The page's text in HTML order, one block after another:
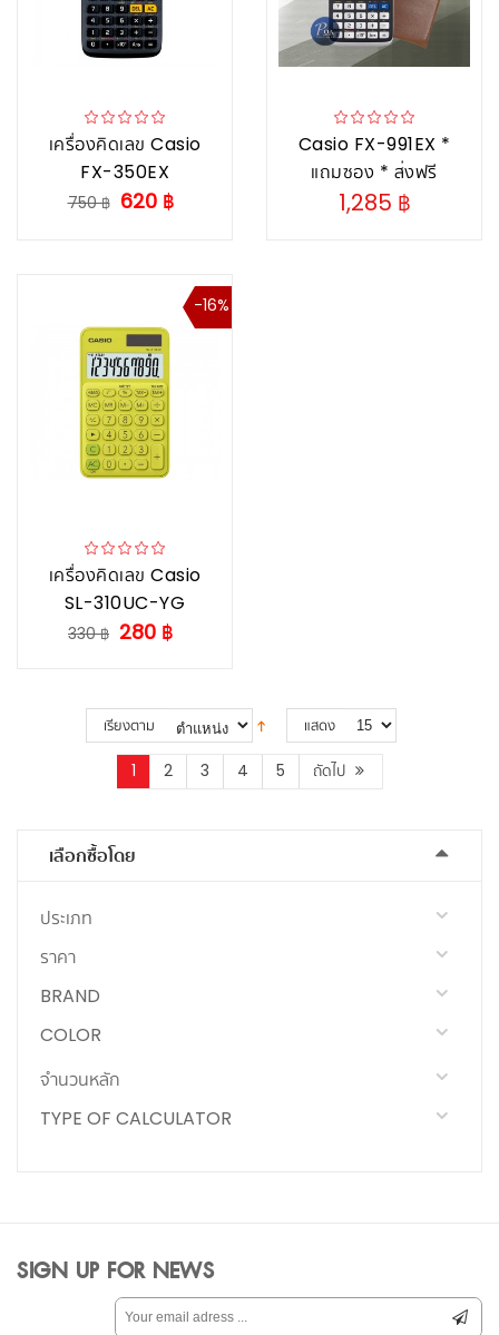
เครื่องคิดเลข Casio
FX-350EX
750 ฿ 620 ฿
Casio FX-991EX *
แถมซอง * ส่งฟรี
1,285 ฿
-16%
เครื่องคิดเลข Casio
SL-310UC-YG
330 ฿ 280 ฿
เรียงตาม แสดง
1 2 3 4 5 ถัดไป
เลือกซื้อโดย
ประเภท
ราคา
BRAND
COLOR
จำนวนหลัก
TYPE OF CALCULATOR
SIGN UP FOR NEWS